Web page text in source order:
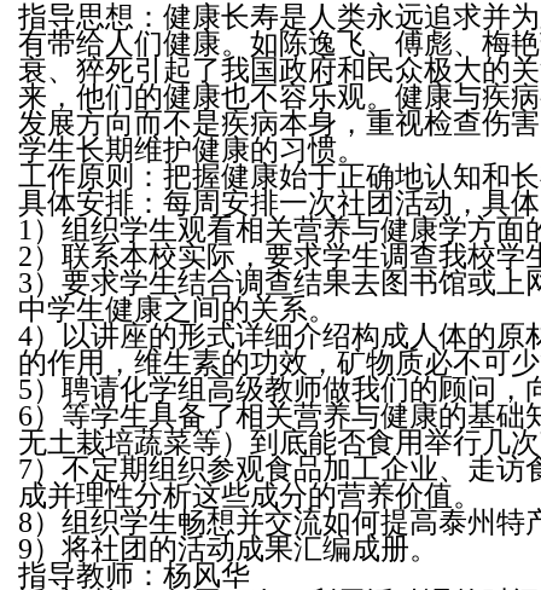
指导思想：健康长寿是人类永远追求并
有带给人们健康。如陈逸飞、傅彪、梅
衰、猝死引起了我国政府和民众极大的
来，他们的健康也不容乐观。健康与疾
发展方向而不是疾病本身，重视检查伤
学生长期维护健康的习惯。
工作原则：把握健康始于正确地认知和
具体安排：每周安排一次社团活动，具
1）组织学生观看相关营养与健康学方面
2）联系本校实际，要求学生调查我校学
3）要求学生结合调查结果去图书馆或
中学生健康之间的关系。
4）以讲座的形式详细介绍构成人体的
的作用，维生素的功效，矿物质必不可
5）聘请化学组高级教师做我们的顾
6）等学生具备了相关营养与健康的基
无土栽培蔬菜等）到底能否食用举行几
7）不定期组织参观食品加工企业、走
成并理性分析这些成分的营养价值。
8）组织学生畅想并交流如何提高泰州特
9）将社团的活动成果汇编成册。
指导教师：杨风华